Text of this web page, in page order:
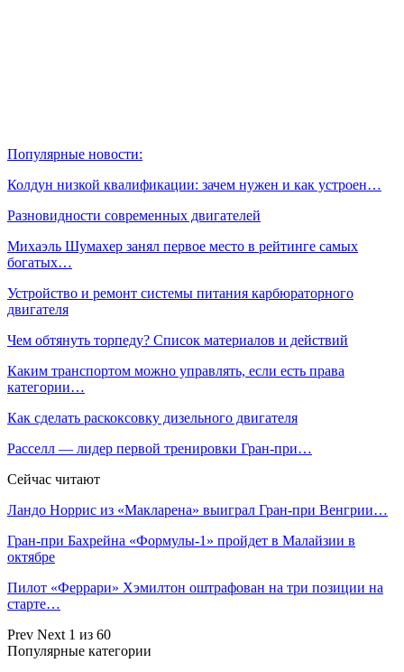
Популярные новости:
Колдун низкой квалификации: зачем нужен и как устроен…
Разновидности современных двигателей
Михаэль Шумахер занял первое место в рейтинге самых
богатых…
Устройство и ремонт системы питания карбюраторного
двигателя
Чем обтянуть торпеду? Список материалов и действий
Каким транспортом можно управлять, если есть права
категории…
Как сделать раскоксовку дизельного двигателя
Расселл — лидер первой тренировки Гран‑при…
Сейчас читают
Ландо Норрис из «Макларена» выиграл Гран‑при Венгрии…
Гран‑при Бахрейна «Формулы‑1» пройдет в Малайзии в
октябре
Пилот «Феррари» Хэмилтон оштрафован на три позиции на
старте…
Prev Next 1 из 60
Популярные категории